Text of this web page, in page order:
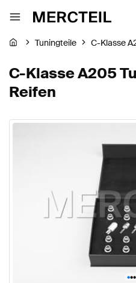
Tuningteile C-Klasse
C-Klasse A205
Reifen
•••